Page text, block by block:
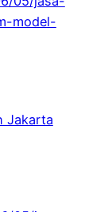
model-
Jakarta